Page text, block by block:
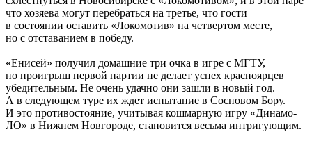
что хозяева могут перебраться на третье, что гости
в состоянии оставить «Локомотив» на четвертом месте,
но с отставанием в победу.
«Енисей» получил домашние три очка в игре с МГТУ,
но проигрыш первой партии не делает успех красноярцев
убедительным. Не очень удачно они зашли в новый год.
А в следующем туре их ждет испытание в Сосновом Бору.
И это противостояние, учитывая кошмарную игру «Динамо-
ЛО» в Нижнем Новгороде, становится весьма интригующим.